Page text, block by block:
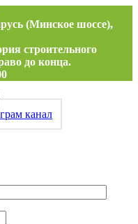
(Минское шоссе),
строительного
до конца.
канал